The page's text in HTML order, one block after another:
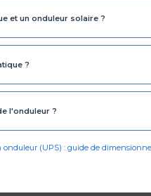
et un onduleur solaire ?
?
l'onduleur ?
onduleur (UPS) : guide de